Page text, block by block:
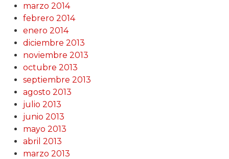
marzo 2014
febrero 2014
enero 2014
diciembre 2013
noviembre 2013
octubre 2013
septiembre 2013
agosto 2013
julio 2013
junio 2013
mayo 2013
abril 2013
marzo 2013